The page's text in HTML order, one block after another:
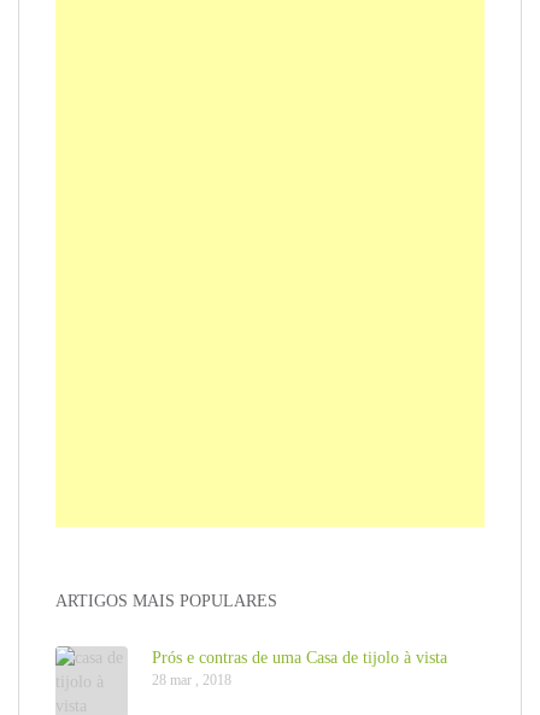
ARTIGOS MAIS POPULARES
Prós e contras de uma Casa de tijolo à vista
28 mar , 2018